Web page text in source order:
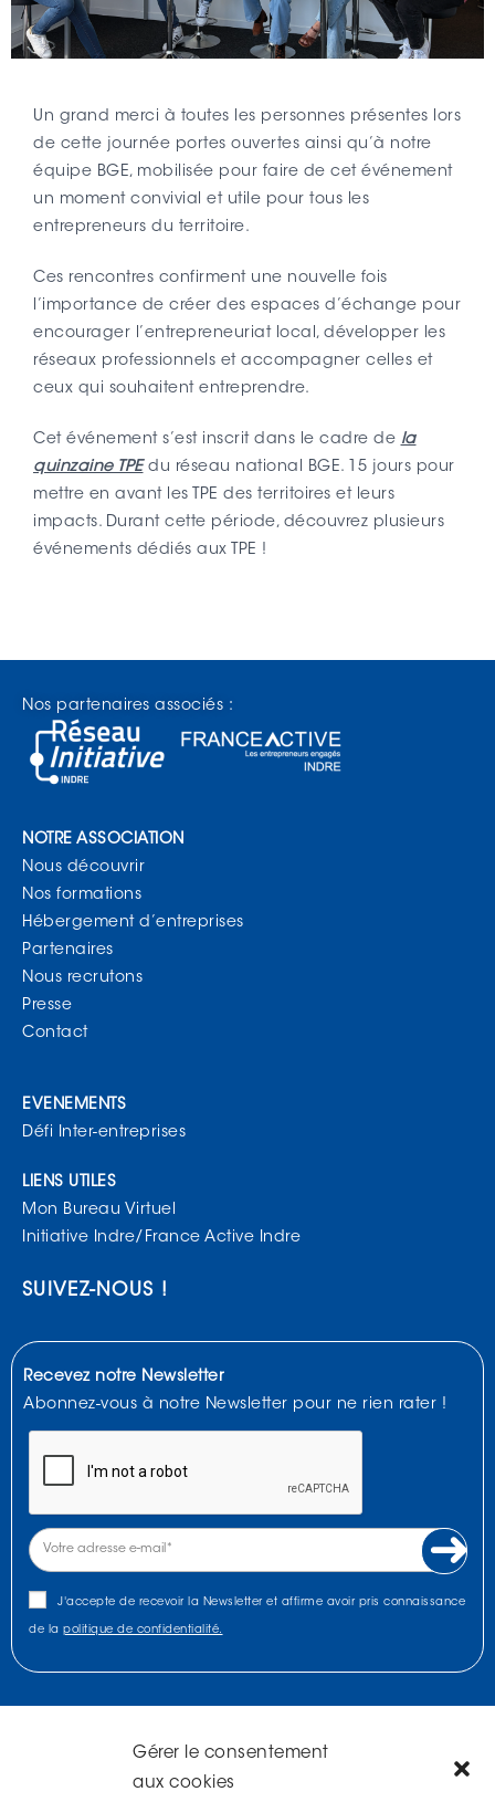
Gérer le consentement
aux cookies
Un grand merci à toutes les personnes présentes lors
de cette journée portes ouvertes ainsi qu’à notre
équipe BGE, mobilisée pour faire de cet événement
un moment convivial et utile pour tous les
entrepreneurs du territoire.
Ces rencontres confirment une nouvelle fois
l’importance de créer des espaces d’échange pour
encourager l’entrepreneuriat local, développer les
réseaux professionnels et accompagner celles et
ceux qui souhaitent entreprendre.
Cet événement s’est inscrit dans le cadre de la
quinzaine TPEdu réseau national BGE. 15 jours pour
mettre en avant les TPE des territoires et leurs
impacts. Durant cette période, découvrez plusieurs
événements dédiés aux TPE !
NOUS TROUVER
Nos partenaires associés :
NOTRE ASSOCIATION
Nous découvrir
Nos formations
Hébergement d’entreprises
Partenaires
Nous recrutons
Presse
Contact
EVENEMENTS
Défi Inter-entreprises
LIENS UTILES
Mon Bureau Virtuel
Initiative Indre/France Active Indre
SUIVEZ-NOUS !
Recevez notre Newsletter
Abonnez-vous à notre Newsletter pour ne rien rater !
J'accepte de recevoir la Newsletter et affirme avoir pris connaissance
de la politique de confidentialité.